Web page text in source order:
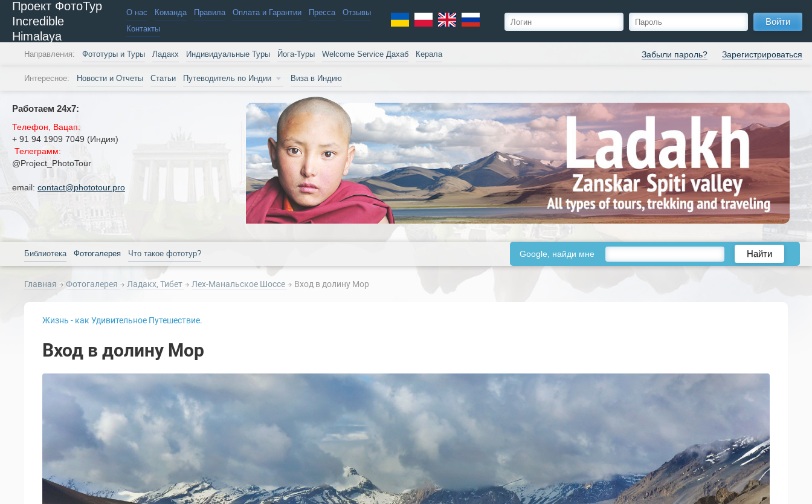
Проект ФотоТур
Incredible
Himalaya
О нас Команда Правила Оплата и Гарантии Пресса
Отзывы
Контакты
Войти
Забыли пароль? Зарегистрироваться
Направления: Фототуры и Туры Ладакх Индивидуальные Туры Йога-Туры Welcome Service Дахаб Керала
Интересное: Новости и Отчеты Статьи Путеводитель по Индии Виза в Индию
Работаем 24х7:
Телефон, Вацап:
+ 91 94 1909 7049 (Индия)
Телеграмм:
@Project_PhotoTour
email: contact@phototour.pro
Библиотека Фотогалерея Что такое фототур? Google, найди мне Найти
Главная Фотогалерея Ладакх, Тибет Лех-Манальское Шоссе Вход в долину Мор
Жизнь - как Удивительное Путешествие.
Вход в долину Мор